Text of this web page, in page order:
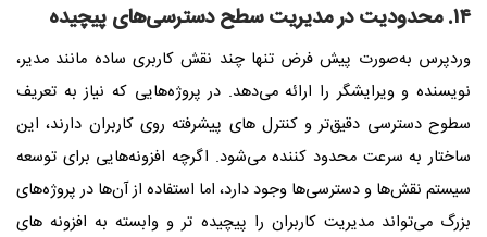
۱۴. محدودیت در مدیریت سطح دسترسی‌های پیچیده
وردپرس به‌صورت پیش‌ فرض تنها چند نقش کاربری ساده مانند مدیر،
نویسنده و ویرایشگر را ارائه می‌دهد. در پروژه‌هایی که نیاز به تعریف
سطوح دسترسی دقیق‌تر و کنترل‌ های پیشرفته روی کاربران دارند، این
ساختار به‌ سرعت محدود کننده می‌شود. اگرچه افزونه‌هایی برای توسعه
سیستم نقش‌ها و دسترسی‌ها وجود دارد، اما استفاده از آن‌ها در پروژه‌های
بزرگ می‌تواند مدیریت کاربران را پیچیده‌ تر و وابسته به افزونه‌ های